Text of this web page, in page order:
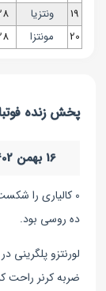
19
ونتزیا
20
مونتزا
پخش زنده
16 بهمن 1402
0 کالیاری را
ده روسی بود.
لورنتزو پلگرینی
ضربه کرنر راحت